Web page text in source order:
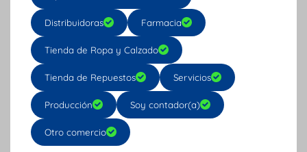
Distribuidoras Farmacia
Tienda de Ropa y Calzado
Tienda de Repuestos Servicios
Producción Soy contador(a)
Otro comercio